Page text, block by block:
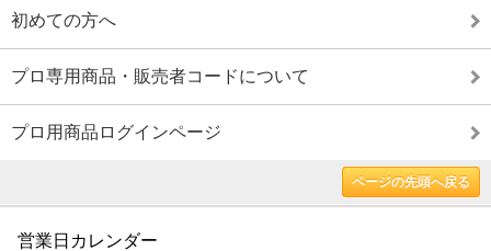
初めての方へ
プロ専用商品・販売者コードについて
プロ用商品ログインページ
ページの先頭へ戻る
営業日カレンダー